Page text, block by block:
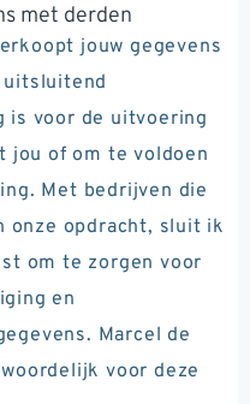
met derden
jouw gegevens
uitsluitend
is voor de uitvoering
jou of om te voldoen
Met bedrijven die
onze opdracht, sluit ik
om te zorgen voor
en
Marcel de
voor deze